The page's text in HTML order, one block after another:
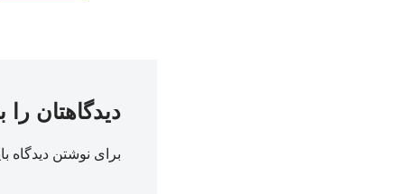
دیدگاهتان را
برای نوشتن دیدگاه